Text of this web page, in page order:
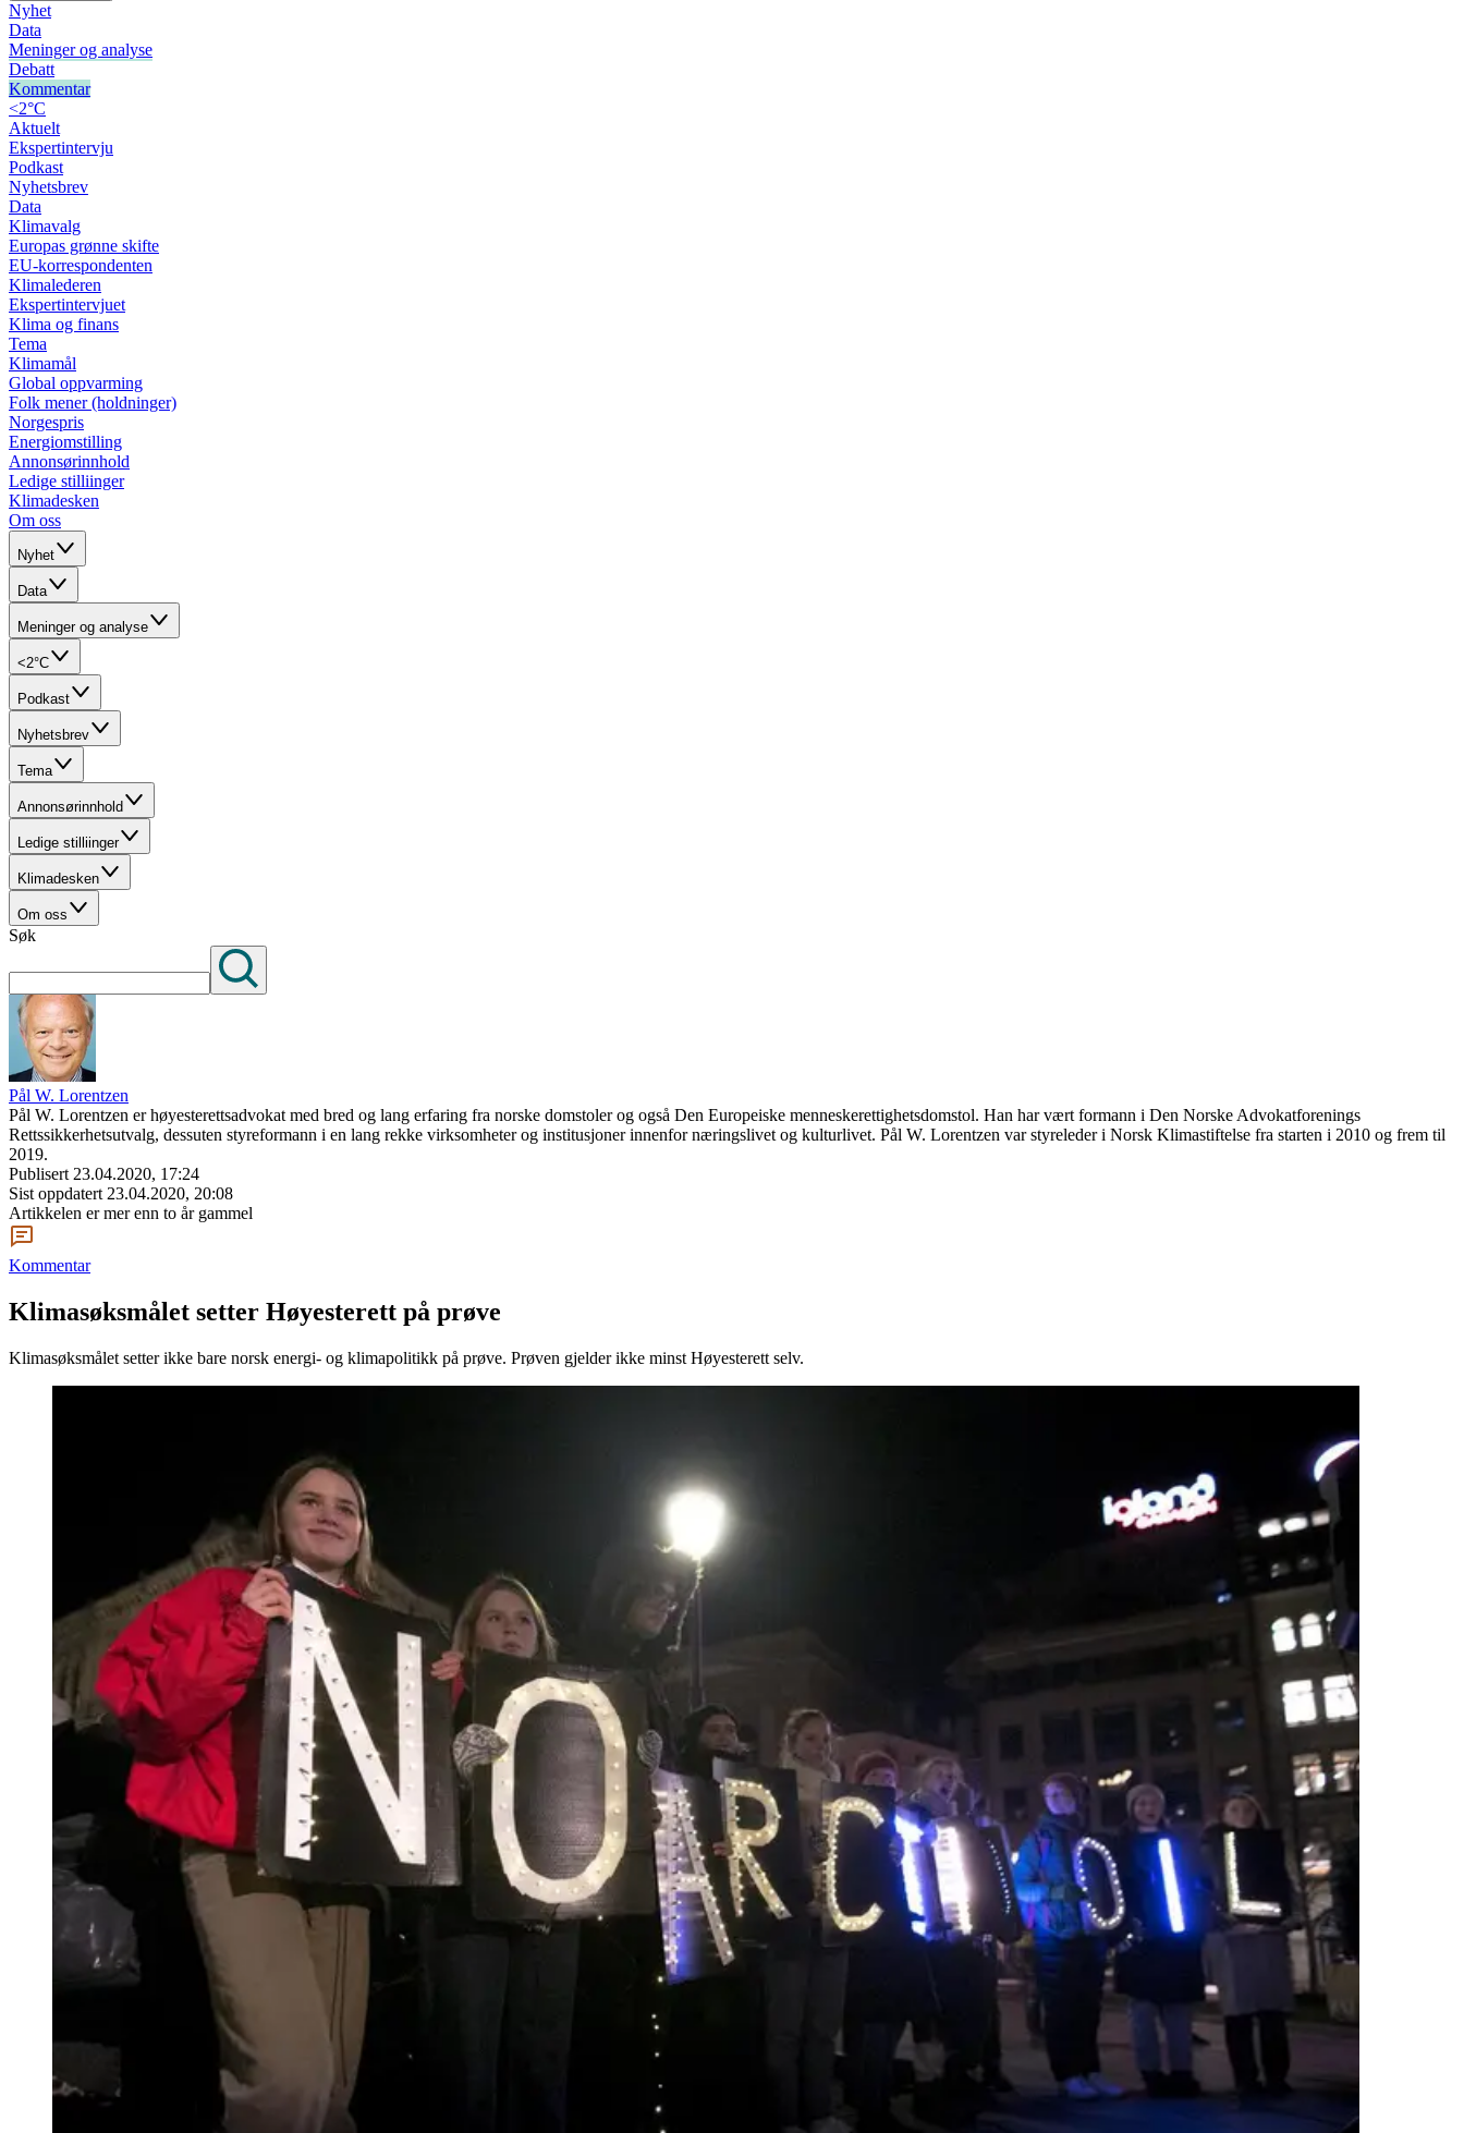
Nyhet
Data
Meninger og analyse
Debatt
Kommentar
<2°C
Aktuelt
Ekspertintervju
Podkast
Nyhetsbrev
Data
Klimavalg
Europas grønne skifte
EU-korrespondenten
Klimalederen
Ekspertintervjuet
Klima og finans
Tema
Klimamål
Global oppvarming
Folk mener (holdninger)
Norgespris
Energiomstilling
Annonsørinnhold
Ledige stilliinger
Klimadesken
Om oss
Nyhet
Data
Meninger og analyse
<2°C
Podkast
Nyhetsbrev
Tema
Annonsørinnhold
Ledige stilliinger
Klimadesken
Om oss
Søk
Pål W. Lorentzen
Pål W. Lorentzen er høyesterettsadvokat med bred og lang erfaring fra norske domstoler og også Den Europeiske menneskerettighetsdomstol. Han har vært formann i Den Norske Advokatforenings
Rettssikkerhetsutvalg, dessuten styreformann i en lang rekke virksomheter og institusjoner innenfor næringslivet og kulturlivet. Pål W. Lorentzen var styreleder i Norsk Klimastiftelse fra starten i 2010 og frem til
2019.
Publisert 23.04.2020, 17:24
Sist oppdatert 23.04.2020, 20:08
Artikkelen er mer enn to år gammel
Kommentar
Klimasøksmålet setter Høyesterett på prøve
Klimasøksmålet setter ikke bare norsk energi- og klimapolitikk på prøve. Prøven gjelder ikke minst Høyesterett selv.